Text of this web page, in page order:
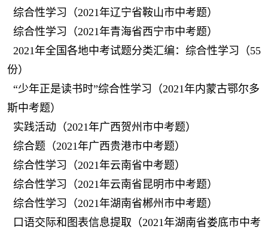
综合性学习（2021年辽宁省鞍山市中考题）
综合性学习（2021年青海省西宁市中考题）
2021年全国各地中考试题分类汇编：综合性学习（55
份）
“少年正是读书时”综合性学习（2021年内蒙古鄂尔多
斯中考题）
实践活动（2021年广西贺州市中考题）
综合题（2021年广西贵港市中考题）
综合性学习（2021年云南省中考题）
综合性学习（2021年云南省昆明市中考题）
综合性学习（2021年湖南省郴州市中考题）
口语交际和图表信息提取（2021年湖南省娄底市中考